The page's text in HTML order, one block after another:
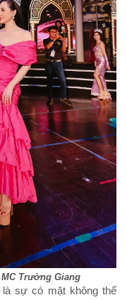
Trường Giang
sự có mặt không thể